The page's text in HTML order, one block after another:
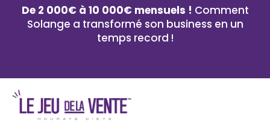
De 2 000€ à 10 000€ mensuels ! Comment
Solange a transformé son business en un
temps record !